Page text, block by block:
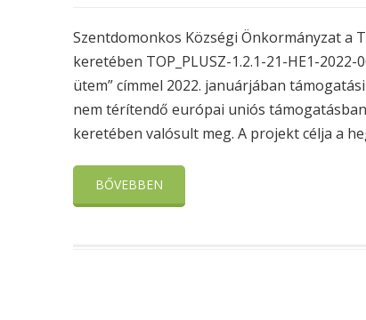
Szentdomonkos Községi Önkormányzat a
keretében TOP_PLUSZ-1.2.1-21-HE1-
ütem” címmel 2022. januárjában
nem térítendő európai uniós
keretében valósult meg. A projekt célja a
BŐVEBBEN